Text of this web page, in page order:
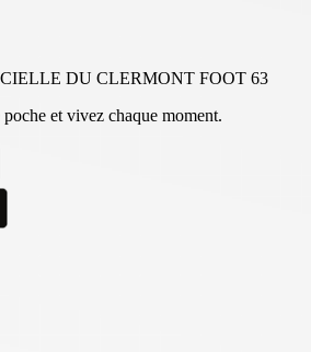
DU CLERMONT FOOT 63
et vivez chaque moment.